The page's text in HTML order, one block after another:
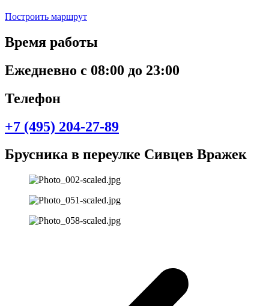
Построить маршрут
Время работы
Ежедневно с 08:00 до 23:00
Телефон
+7 (495) 204-27-89
Брусника в переулке Сивцев Вражек